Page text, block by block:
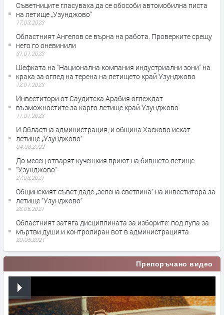
Съветниците гласуваха да се обособи автомобилна писта
на летище „Узунджово“
17.03.2023
Областният Ангелов се върна на работа. Проверките срещу
него го оневинили
31.01.2023
Шефката на "Национална компания индустриални зони" на
крака за оглед на терена на летището край Узунджово
12.01.2023
Инвеститори от Саудитска Арабия оглеждат
възможностите за карго летище край Узунджово
11.01.2023
И Областна администрация, и община Хасково искат
летище „Узунджово“
04.08.2022
До месец отварят кучешкия приют на бившето летище
“Узунджово“
27.08.2021
Общинският съвет даде „зелена светлина“ на инвеститора за
летище “Узунджово“
28.05.2021
Областният затяга дисциплината за изборите: под лупа за
мъртви души и контролиран вот в администрацията
20.05.2021
Препоръчано видео